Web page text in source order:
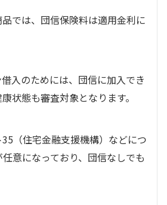
では、団信保険料は適用金利に
入のためには、団信に加入でき
状態も審査対象となります。
（住宅金融支援機構）などにつ
意になっており、団信なしでも